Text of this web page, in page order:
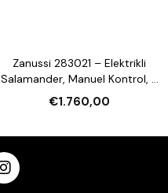
Zanussi 283021 – Elektrikli
Salamander, Manuel Kontrol, 3
Tarafı Açık, 600 mm
€1.760,00